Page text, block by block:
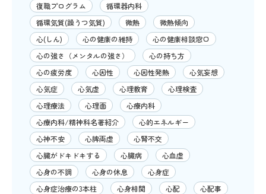
復職プログラム
循環器内科
循環気質(躁うつ気質)
微熱
微熱傾向
心(しん)
心の健康の維持
心の健康相談窓口
心の強さ（メンタルの強さ）
心の持ち方
心の疲労度
心因性 心因性発熱
心気妄想
心気症
心気虚 心理教育
心理検査
心理療法
心理面
心療内科
心療内科/精神科名著紹介
心的エネルギー
心神不安
心脾両虚
心腎不交
心臓がドキドキする
心臓病
心血虚
心身の不調
心身の休息
心身症
心身症治療の3本柱
心身相関 心配
心配事